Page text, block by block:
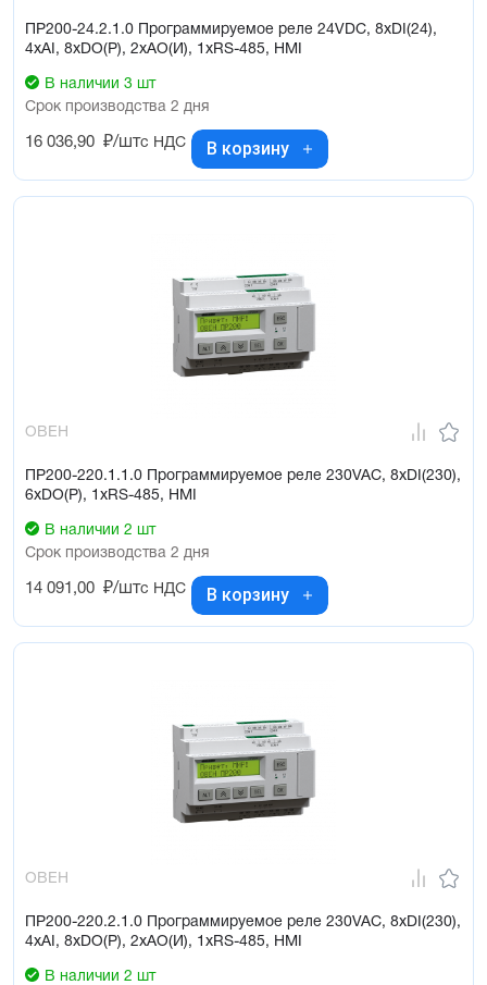
ПР200-24.2.1.0 Программируемое реле 24VDC, 8xDI(24),
4xAI, 8xDO(Р), 2xAO(И), 1xRS-485, HMI
В наличии 3 шт
Срок производства 2 дня
16 036,90 ₽/штс НДС В корзину
ОВЕН
ПР200-220.1.1.0 Программируемое реле 230VAC, 8xDI(230),
6xDO(Р), 1xRS-485, HMI
В наличии 2 шт
Срок производства 2 дня
14 091,00 ₽/штс НДС В корзину
ОВЕН
ПР200-220.2.1.0 Программируемое реле 230VAC, 8xDI(230),
4xAI, 8xDO(Р), 2xAO(И), 1xRS-485, HMI
В наличии 2 шт